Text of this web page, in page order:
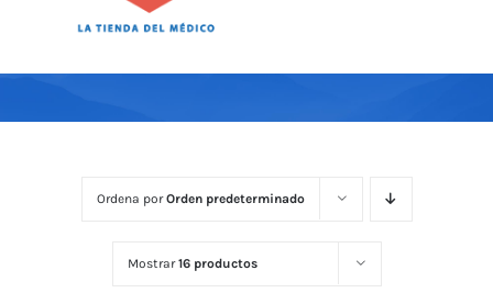
Ordena porOrden predeterminado
Mostrar16 productos